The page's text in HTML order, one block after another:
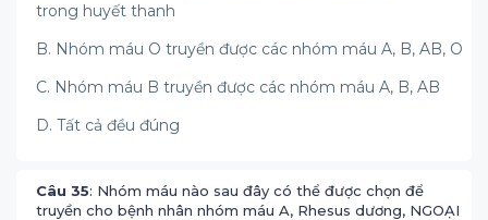
trong huyết thanh
B. Nhóm máu O truyền được các nhóm máu A, B, AB, O
C. Nhóm máu B truyền được các nhóm máu A, B, AB
D. Tất cả đều đúng
Câu 35: Nhóm máu nào sau đây có thể được chọn để
truyền cho bệnh nhân nhóm máu A, Rhesus dương, NGOẠI